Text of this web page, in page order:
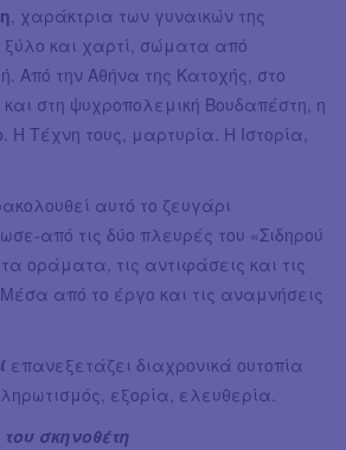
, χαράκτρια των γυναικών της
και χαρτί, σώματα από
Από την Αθήνα της Κατοχής, στο
και στη ψυχροπολεμική Βουδαπέστη, η
Η Τέχνη τους, μαρτυρία. Η Ιστορία,
αυτό το ζευγάρι
από τις δύο πλευρές του «Σιδηρού
οράματα, τις αντιφάσεις και τις
από το έργο και τις αναμνήσεις
επανεξετάζει διαχρονικά ουτοπία
εξορία, ελευθερία.
σκηνοθέτη